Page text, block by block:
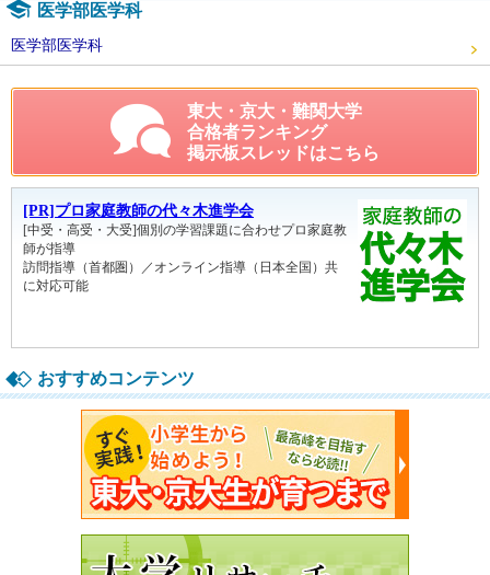
医学部医学科
医学部医学科
東大・京大・難関大学
合格者ランキング
掲示板スレッドはこちら
おすすめコンテンツ